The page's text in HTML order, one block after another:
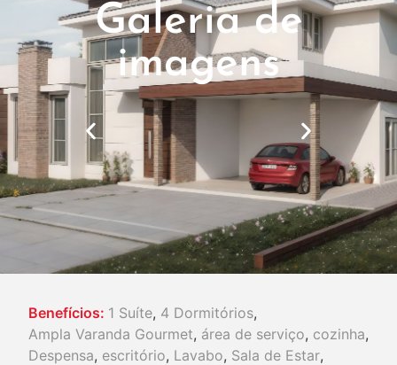
Galeria de
imagens
Benefícios: 1 Suíte, 4 Dormitórios,
Ampla Varanda Gourmet, área de serviço, cozinha,
Despensa, escritório, Lavabo, Sala de Estar,